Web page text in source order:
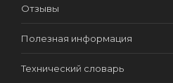
Отзывы
Полезная информация
Технический словарь